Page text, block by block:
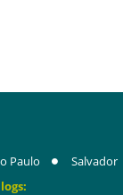
Paulo
Salvador